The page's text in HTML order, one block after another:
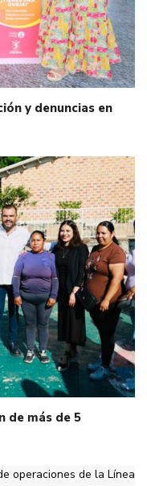
y denuncias en
de más de 5